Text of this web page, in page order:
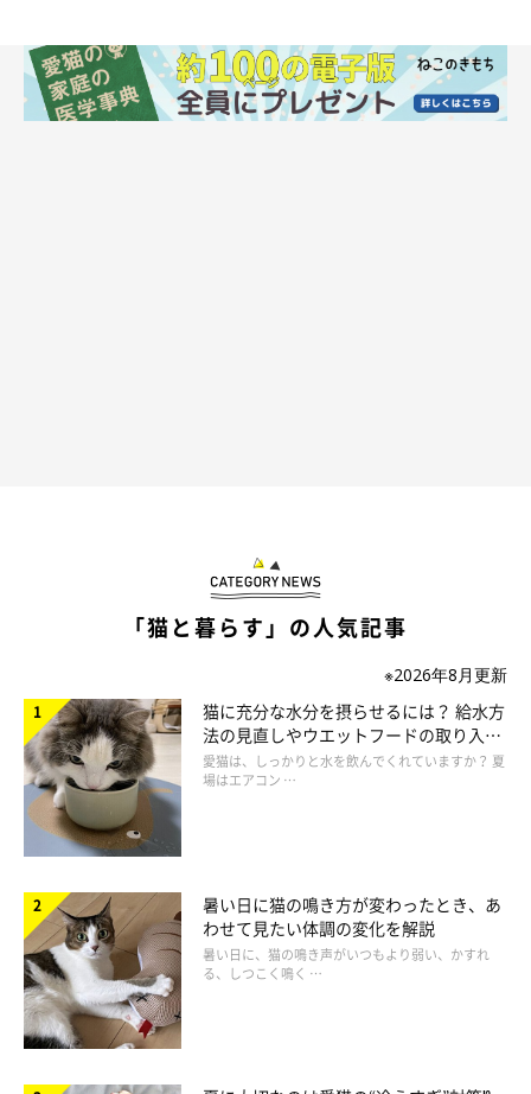
ねこのきもち投稿写真ギャラリー
「猫と暮らす」の人気記事
※2026年8月更新
猫に充分な水分を摂らせるには？ 給水方
法の見直しやウエットフードの取り入れ
方を解説
愛猫は、しっかりと水を飲んでくれていますか？ 夏
場はエアコン …
暑い日に猫の鳴き方が変わったとき、あ
わせて見たい体調の変化を解説
暑い日に、猫の鳴き声がいつもより弱い、かすれ
る、しつこく鳴く …